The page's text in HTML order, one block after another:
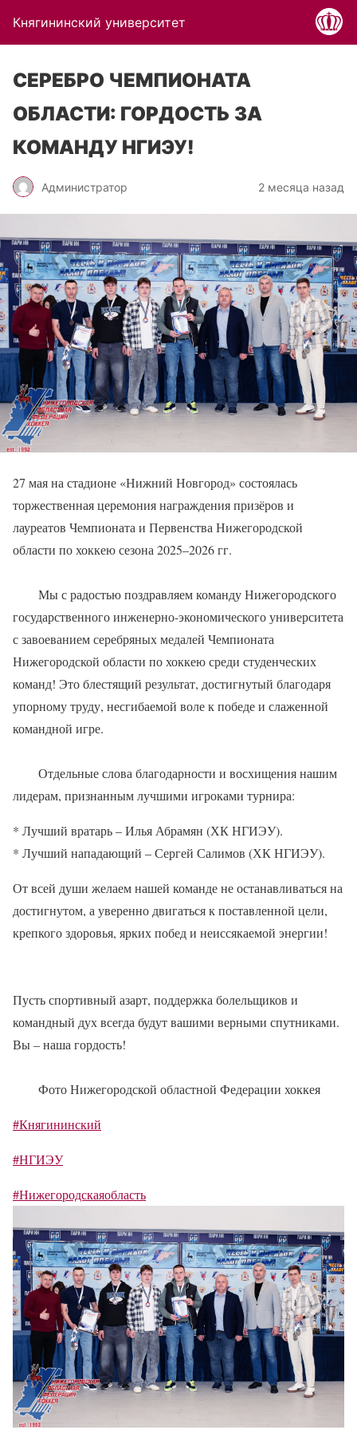
Княгининский университет
СЕРЕБРО ЧЕМПИОНАТА
ОБЛАСТИ: ГОРДОСТЬ ЗА
КОМАНДУ НГИЭУ!
Администратор 2 месяца назад
27 мая на стадионе «Нижний Новгород» состоялась
торжественная церемония награждения призёров и
лауреатов Чемпионата и Первенства Нижегородской
области по хоккею сезона 2025–2026 гг.
Мы с радостью поздравляем команду Нижегородского
государственного инженерно-экономического университета
с завоеванием серебряных медалей Чемпионата
Нижегородской области по хоккею среди студенческих
команд! Это блестящий результат, достигнутый благодаря
упорному труду, несгибаемой воле к победе и слаженной
командной игре.
Отдельные слова благодарности и восхищения нашим
лидерам, признанным лучшими игроками турнира:
* Лучший вратарь – Илья Абрамян (ХК НГИЭУ).
* Лучший нападающий – Сергей Салимов (ХК НГИЭУ).
От всей души желаем нашей команде не останавливаться на
достигнутом, а уверенно двигаться к поставленной цели,
крепкого здоровья, ярких побед и неиссякаемой энергии!
Пусть спортивный азарт, поддержка болельщиков и
командный дух всегда будут вашими верными спутниками.
Вы – наша гордость!
Фото Нижегородской областной Федерации хоккея
#Княгининский
#НГИЭУ
#Нижегородскаяобласть